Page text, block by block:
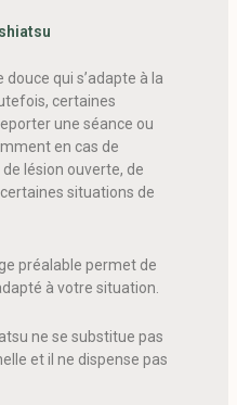
douce qui s’adapte à la
certaines
une séance ou
en cas de
lésion ouverte, de
situations de
préalable permet de
à votre situation.
ne se substitue pas
et il ne dispense pas